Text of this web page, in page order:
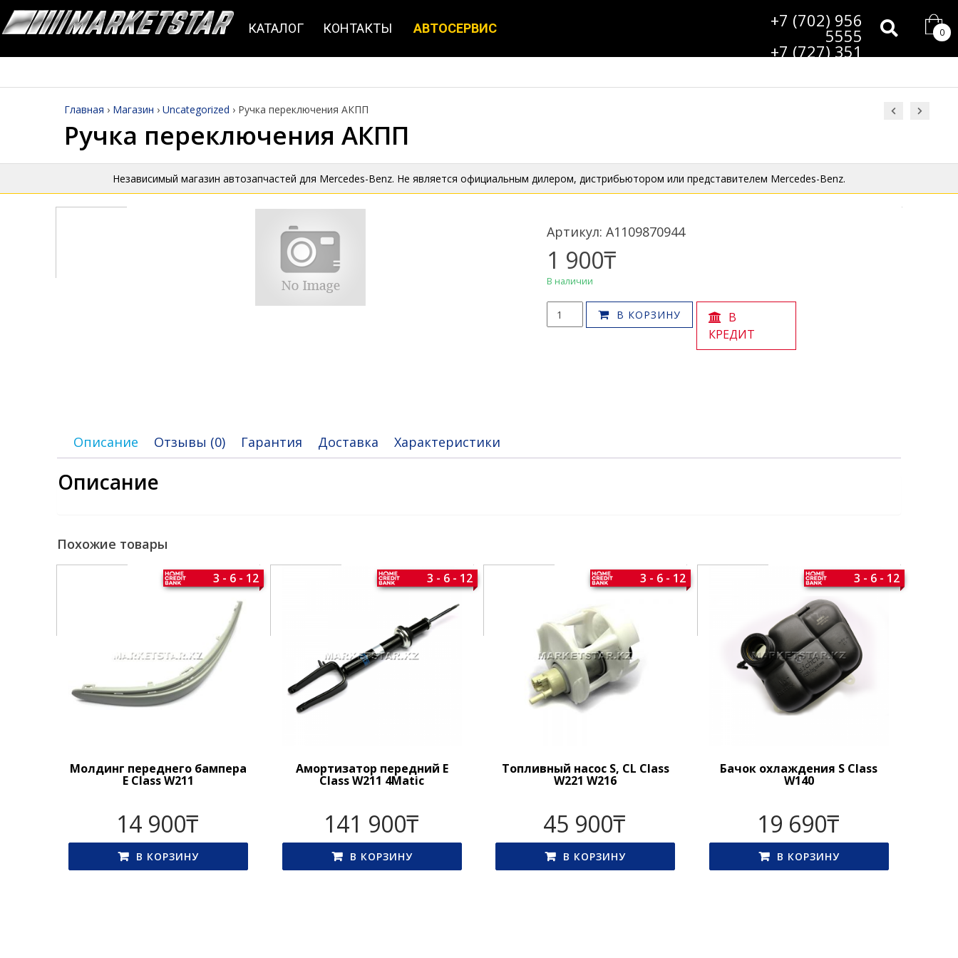
КАТАЛОГ КОНТАКТЫ АВТОСЕРВИС +7 (702) 956
5555
+7 (727) 351
Главная › Магазин › Uncategorized › Ручка переключения АКПП
Ручка переключения АКПП
Независимый магазин автозапчастей для Mercedes-Benz. Не является официальным дилером, дистрибьютором или представителем Mercedes-Benz.
Артикул: A1109870944
1 900₸
В наличии
Количество
товара
В КОРЗИНУ
В
КРЕДИТ
Описание Отзывы (0) Гарантия Доставка Характеристики
Описание
Похожие товары
Молдинг переднего бампера
E Class W211
3 - 6 - 12
14 900₸
В КОРЗИНУ
Амортизатор передний E
Class W211 4Matic
3 - 6 - 12
141 900₸
В КОРЗИНУ
Топливный насос S, CL Class
W221 W216
3 - 6 - 12
45 900₸
В КОРЗИНУ
Бачок охлаждения S Class
W140
3 - 6 - 12
19 690₸
В КОРЗИНУ
0